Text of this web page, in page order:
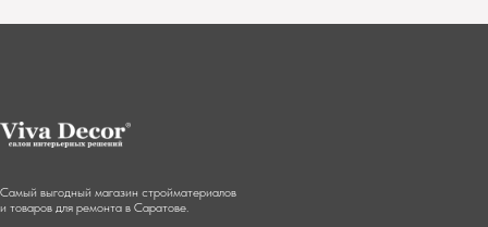
Самый выгодный магазин стройматериалов
и товаров для ремонта в Саратове.